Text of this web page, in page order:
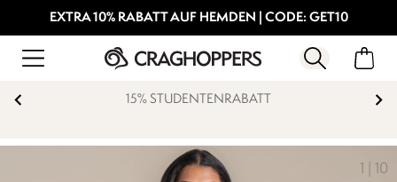
EXTRA 10% RABATT AUF HEMDEN | CODE: GET10
KOSTENFREIE
1 10